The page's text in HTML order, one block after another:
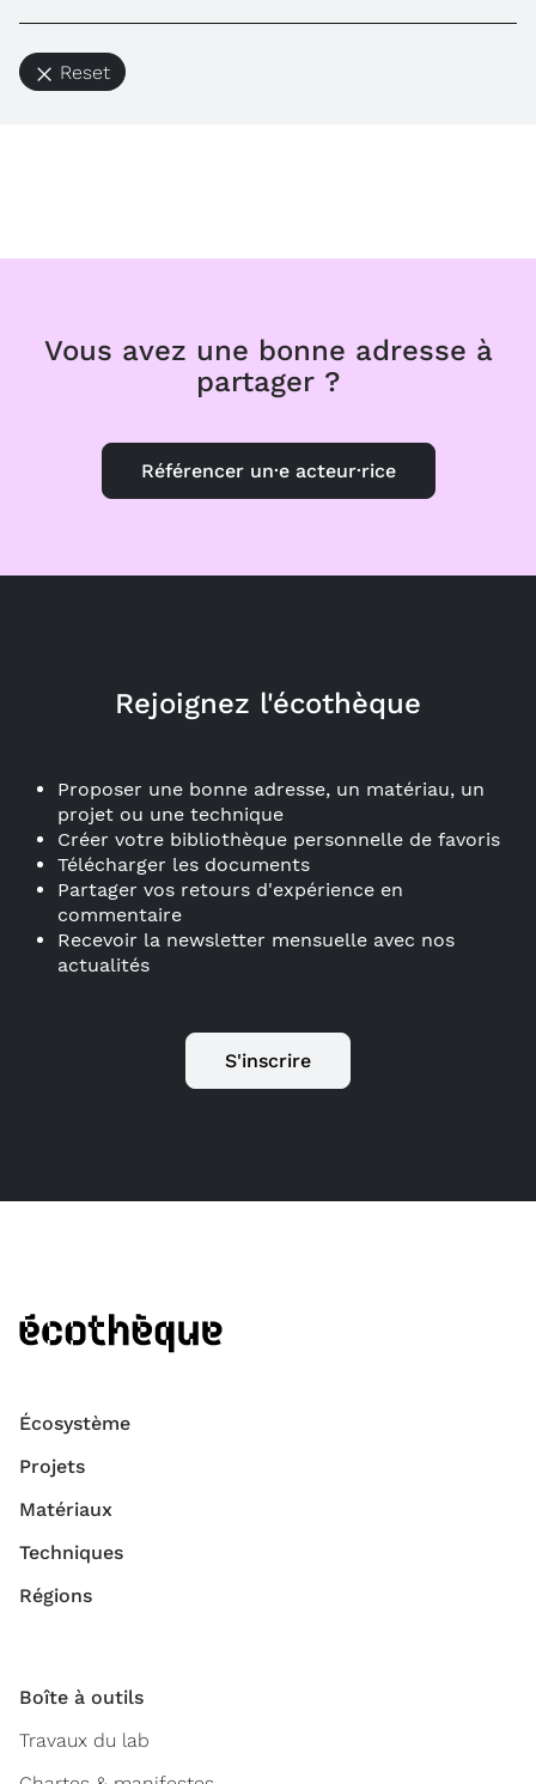
Reset
Vous avez une bonne adresse à
partager ?
Référencer un·e acteur·rice
Rejoignez l'écothèque
Proposer une bonne adresse, un matériau, un
projet ou une technique
Créer votre bibliothèque personnelle de favoris
Télécharger les documents
Partager vos retours d'expérience en
commentaire
Recevoir la newsletter mensuelle avec nos
actualités
S'inscrire
Écosystème
Projets
Matériaux
Techniques
Régions
Boîte à outils
Travaux du lab